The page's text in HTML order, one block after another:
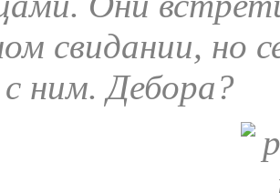
свидании, но
ним. Дебора?